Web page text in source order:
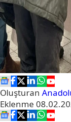
Oluşturan
Eklenme